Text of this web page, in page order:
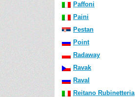
Paffoni
Paini
Pestan
Point
Radaway
Ravak
Raval
Reitano Rubinetteria